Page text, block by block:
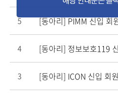
5 [동아리] PIMM 신입 회
4 [동아리] 정보보호119
3 [동아리] ICON 신입 회